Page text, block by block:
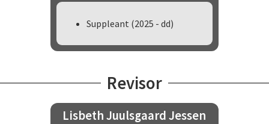
Suppleant (2025 - dd)
Revisor
Lisbeth Juulsgaard Jessen